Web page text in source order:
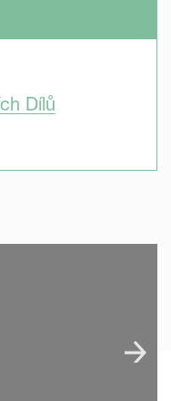
Dílů